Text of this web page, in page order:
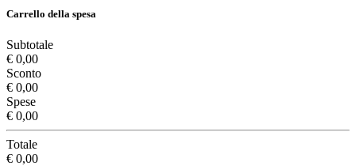
Carrello della spesa
Subtotale
€ 0,00
Sconto
€ 0,00
Spese
€ 0,00
Totale
€ 0,00